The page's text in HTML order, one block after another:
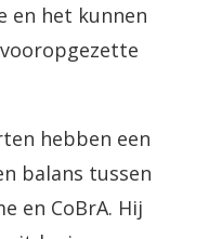
en het kunnen
hebben een
balans tussen
en CoBrA. Hij